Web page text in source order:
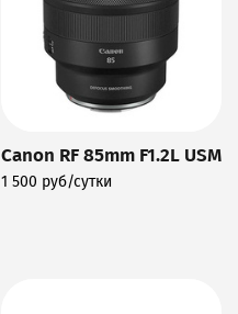
Canon RF 85mm F1.2L USM
1 500 руб/сутки